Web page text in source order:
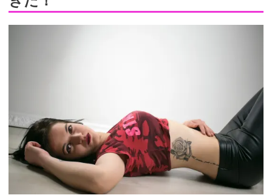
マッチしたらLINEかカカオに移動するのが節約のコ
ツ
女の子の方もヤリモクなので、がっつく必要はありませ
ん！登録後、年齢確認を行うことでもらえる無料ポイント
2,000円ほどの微課金で大量の欲求不満女子と会うこ